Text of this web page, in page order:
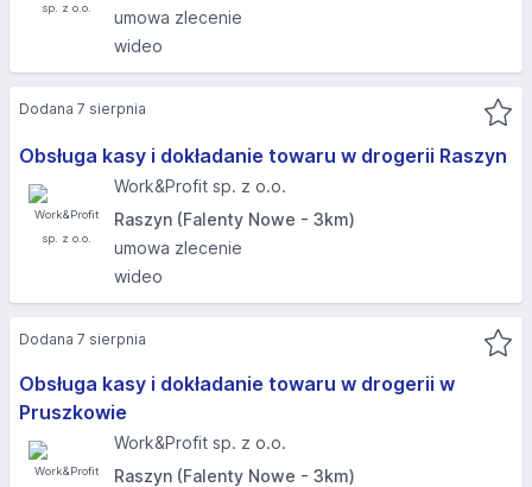
umowa zlecenie
wideo
Obsługa kasy i dokładanie towaru w drogerii Raszyn
Work&Profit sp. z o.o.
Raszyn (Falenty Nowe - 3km)
umowa zlecenie
wideo
Dodana 7 sierpnia
Obsługa kasy i dokładanie towaru w drogerii w
Pruszkowie
Work&Profit sp. z o.o.
Raszyn (Falenty Nowe - 3km)
Dodana 7 sierpnia